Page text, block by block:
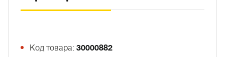
Код товара: 30000882